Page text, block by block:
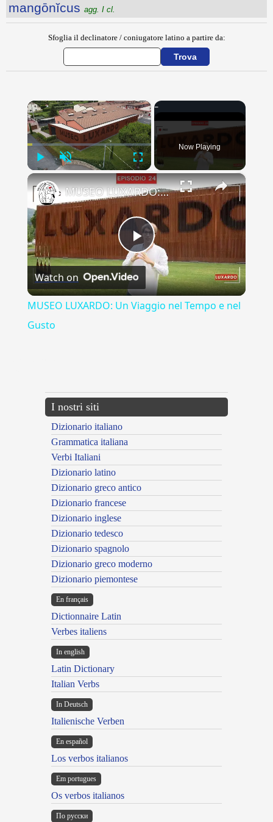
mangōnĭcus agg. I cl.
Sfoglia il declinatore / coniugatore latino a partire da:
×
Play Unmute Fullscreen
Now Playing
×
Play
Video
MUSEO LUXARDO: Un Viaggio nel Tempo e nel Gusto
Watch on
MUSEO LUXARDO: Un Viaggio nel Tempo e nel
Gusto
I nostri siti
Dizionario italiano
Grammatica italiana
Verbi Italiani
Dizionario latino
Dizionario greco antico
Dizionario francese
Dizionario inglese
Dizionario tedesco
Dizionario spagnolo
Dizionario greco moderno
Dizionario piemontese
En français
Dictionnaire Latin
Verbes italiens
In english
Latin Dictionary
Italian Verbs
In Deutsch
Italienische Verben
En español
Los verbos italianos
Em portugues
Os verbos italianos
По русски